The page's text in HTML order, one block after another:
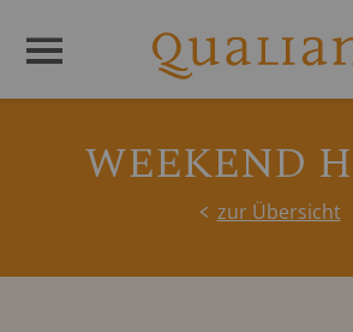
WEEKEND
zur Übersicht